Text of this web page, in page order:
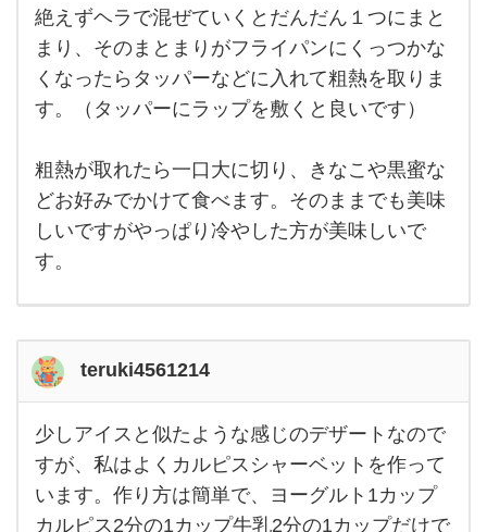
は簡
単で
す。
片栗
粉
40g、
砂糖
200ml
を
絶えずヘラで混ぜていくとだんだん１つにまと
まり、そのまとまりがフライパンにくっつかな
くなったらタッパーなどに入れて粗熱を取りま
す。（タッパーにラップを敷くと良いです）
粗熱が取れたら一口大に切り、きなこや黒蜜な
どお好みでかけて食べます。そのままでも美味
しいですがやっぱり冷やした方が美味しいで
す。
teruki4561214
少し
アイ
スと
似た
よう
少しアイスと似たような感じのデザートなので
すが、私はよくカルピスシャーベットを作って
います。作り方は簡単で、ヨーグルト1カップ
カルピス2分の1カップ牛乳2分の1カップだけで